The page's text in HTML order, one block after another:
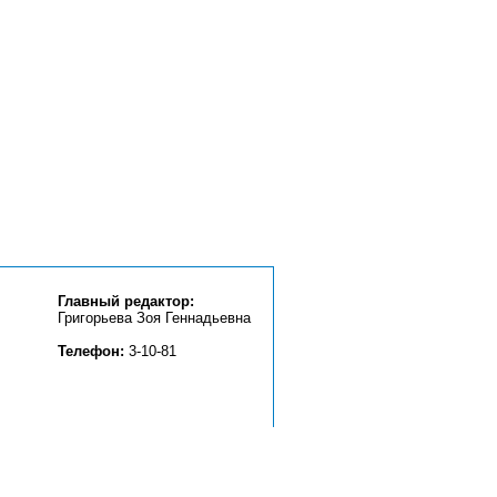
Главный редактор:
Григорьева Зоя Геннадьевна
Телефон: 3-10-81